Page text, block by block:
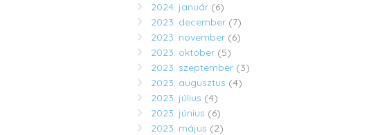
2024. január(6)
2023. december(7)
2023. november(6)
2023. október(5)
2023. szeptember(3)
2023. augusztus (4)
2023. július (4)
2023. június (6)
2023. május (2)